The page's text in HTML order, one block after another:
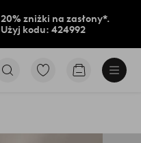
20% zniżki na zasłony*.
Użyj kodu: 424992
PrzejdźPrzejdź